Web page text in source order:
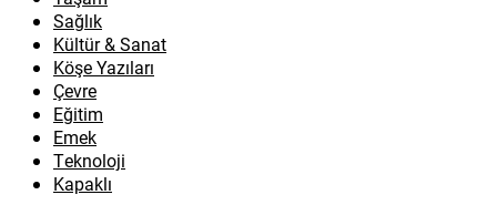
Sağlık
Kültür & Sanat
Köşe Yazıları
Çevre
Eğitim
Emek
Teknoloji
Kapaklı